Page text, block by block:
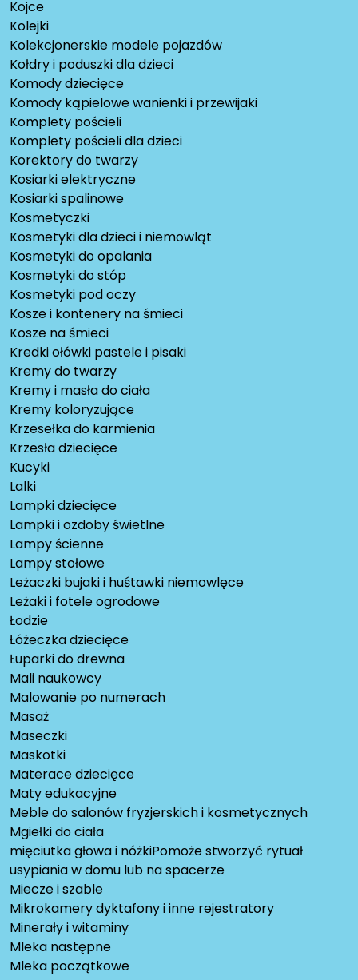
Kojce
Kolejki
Kolekcjonerskie modele pojazdów
Kołdry i poduszki dla dzieci
Komody dziecięce
Komody kąpielowe wanienki i przewijaki
Komplety pościeli
Komplety pościeli dla dzieci
Korektory do twarzy
Kosiarki elektryczne
Kosiarki spalinowe
Kosmetyczki
Kosmetyki dla dzieci i niemowląt
Kosmetyki do opalania
Kosmetyki do stóp
Kosmetyki pod oczy
Kosze i kontenery na śmieci
Kosze na śmieci
Kredki ołówki pastele i pisaki
Kremy do twarzy
Kremy i masła do ciała
Kremy koloryzujące
Krzesełka do karmienia
Krzesła dziecięce
Kucyki
Lalki
Lampki dziecięce
Lampki i ozdoby świetlne
Lampy ścienne
Lampy stołowe
Leżaczki bujaki i huśtawki niemowlęce
Leżaki i fotele ogrodowe
Łodzie
Łóżeczka dziecięce
Łuparki do drewna
Mali naukowcy
Malowanie po numerach
Masaż
Maseczki
Maskotki
Materace dziecięce
Maty edukacyjne
Meble do salonów fryzjerskich i kosmetycznych
Mgiełki do ciała
mięciutka głowa i nóżkiPomoże stworzyć rytuał
usypiania w domu lub na spacerze
Miecze i szable
Mikrokamery dyktafony i inne rejestratory
Minerały i witaminy
Mleka następne
Mleka początkowe